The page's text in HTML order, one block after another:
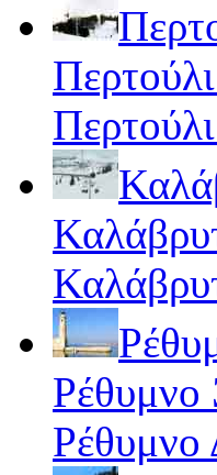
Ρέθυμνο
Ρέθυμνο